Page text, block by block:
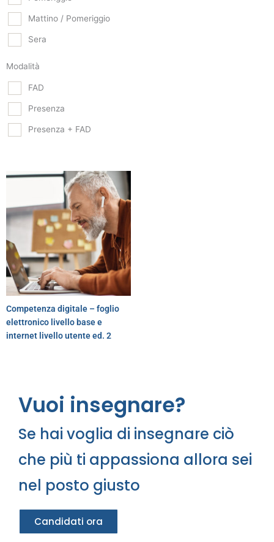
Mattino / Pomeriggio
Sera
Modalità
FAD
Presenza
Presenza + FAD
Competenza digitale – foglio
elettronico livello base e
internet livello utente ed. 2
Vuoi insegnare?
Se hai voglia di insegnare ciò
che più ti appassiona allora sei
nel posto giusto
Candidati ora